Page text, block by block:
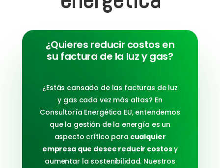
¿Quieres reducir costos en
su factura de la luz y gas?
¿Estás cansado de las facturas de luz
y gas cada vez más altas? En
Consultoría Energética EU, entendemos
que la gestión de la energía es un
aspecto crítico para cualquier
empresa que desee reducir costosy
aumentar la sostenibilidad. Nuestros